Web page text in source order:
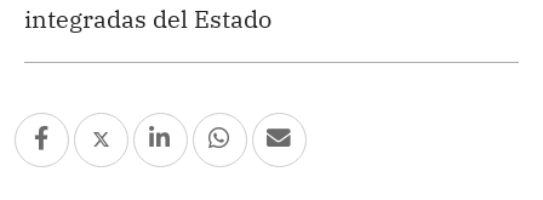
integradas del Estado